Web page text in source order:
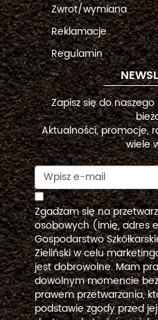
Zwrot/wymiana
Reklamacje
Regulamin
Zapisz się do
Aktualności, promocje,
wiele
Zgadzam się na
osobowych (imię, adres
Gospodarstwo
Zieliński w celu
jest dobrowolne. Mam
dowolnym momencie
prawem przetwarzania,
podstawie zgody przed